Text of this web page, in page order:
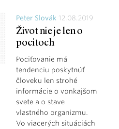
Peter Slovák 12.08.2019
Život nie je len o
pocitoch
Pociťovanie má
tendenciu poskytnúť
človeku len strohé
informácie o vonkajšom
svete a o stave
vlastného organizmu.
Vo viacerých situáciách